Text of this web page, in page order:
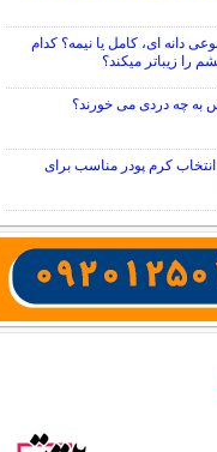
دانه ای، کامل یا نیمه؟ کدام
را زیباتر میکند؟
به چه دردی می خورند؟
انتخاب کرم پودر مناسب برای